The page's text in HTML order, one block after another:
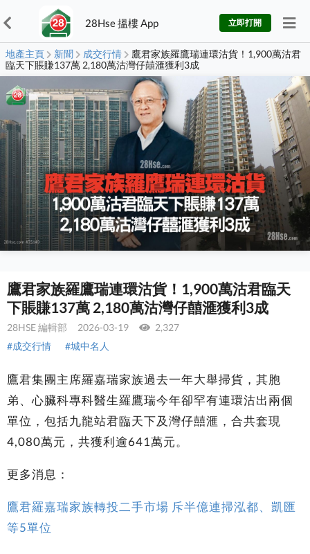
28Hse 搵樓 App 立即打開
地產主頁 新聞 成交行情
鷹君家族羅鷹瑞連環沽貨！1,900萬沽君
臨天下賬賺137萬 2,180萬沽灣仔囍滙獲利3成
鷹君家族羅鷹瑞連環沽貨！1,900萬沽君臨天
下賬賺137萬 2,180萬沽灣仔囍滙獲利3成
28HSE 編輯部 2026-03-19
2,327
#成交行情
#城中名人
鷹君集團主席羅嘉瑞家族過去一年大舉掃貨，其胞
弟、心臟科專科醫生羅鷹瑞今年卻罕有連環沽出兩個
單位，包括九龍站君臨天下及灣仔囍滙，合共套現
4,080萬元，共獲利逾641萬元。
更多消息：
鷹君羅嘉瑞家族轉投二手市場 斥半億連掃泓都、凱匯
等5單位